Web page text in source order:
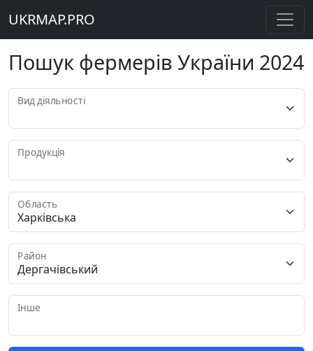
UKRMAP.PRO
Пошук фермерів України 2024
Вид діяльності
Продукція
Область
Район
Інше